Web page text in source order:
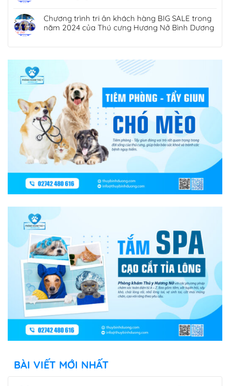
Chương trình tri ân khách hàng BIG SALE trong
năm 2024 của Thú cưng Hương Nở Bình Dương
BÀI VIẾT MỚI NHẤT